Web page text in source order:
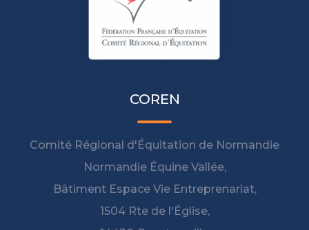
COREN
Comité Régional d'Équitation de Normandie
Normandie Équine Vallée,
Bâtiment Espace Vie Entreprenariat,
1504 Rte de l'Église,